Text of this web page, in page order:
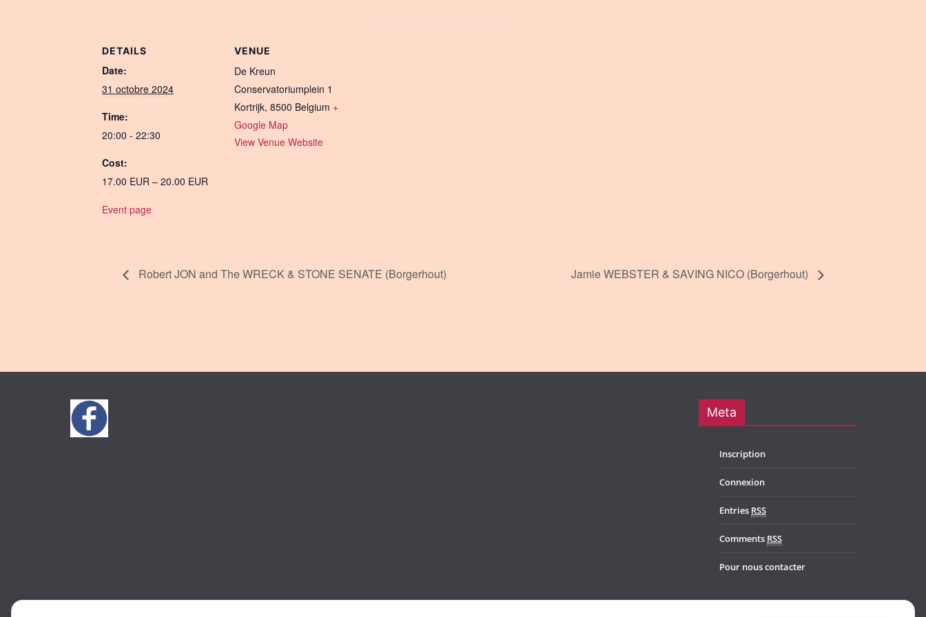
DETAILS
Date:
31 octobre 2024
Time:
20:00 - 22:30
Cost:
17.00 EUR – 20.00 EUR
Event page
VENUE
De Kreun
Conservatoriumplein 1
Kortrijk, 8500 Belgium +
Google Map
View Venue Website
Robert JON and The WRECK & STONE SENATE (Borgerhout) Jamie WEBSTER & SAVING NICO (Borgerhout)
Meta
Inscription
Connexion
Entries RSS
Comments RSS
Pour nous contacter